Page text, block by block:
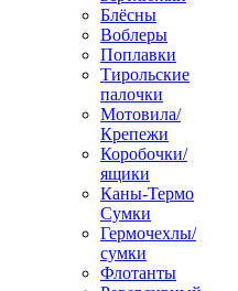
Блёсны
Воблеры
Поплавки
Тирольские
палочки
Мотовила/
Крепежи
Коробочки/
ящики
Каны-Термо
Сумки
Гермочехлы/
сумки
Флотанты